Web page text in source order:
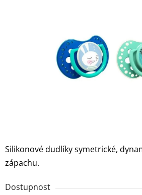
Silikonové dudlíky symetrické,
zápachu.
Dostupnost